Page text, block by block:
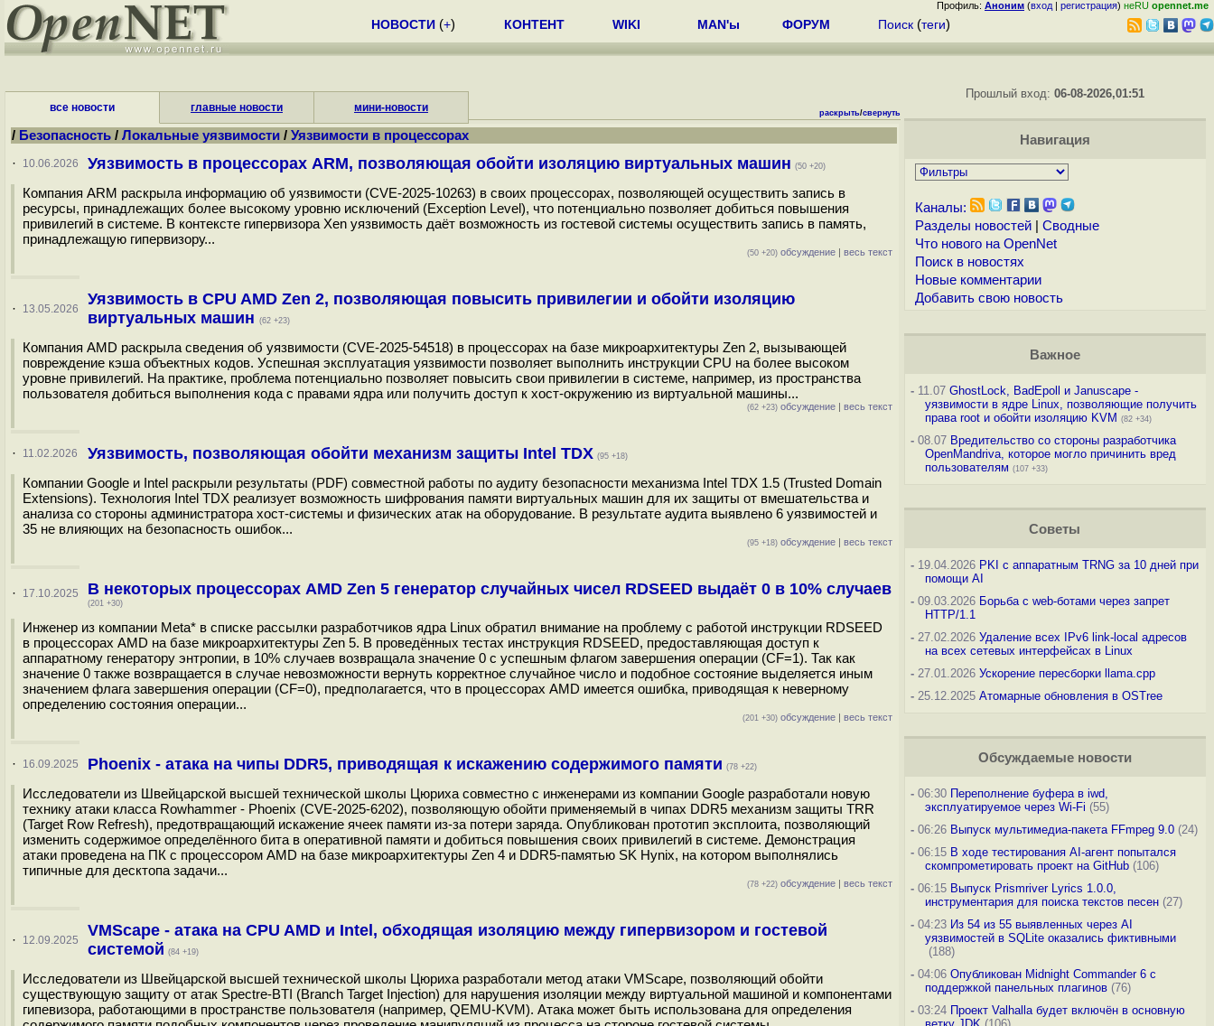
Профиль: Аноним (вход | регистрация) неRU opennet.me
НОВОСТИ (+) КОНТЕНТ WIKI MAN'ы ФОРУМ Поиск (теги)
все новости главные новости мини-новости раскрыть/свернуть
/ Безопасность / Локальные уязвимости / Уязвимости в процессорах
·
10.06.2026 Уязвимость в процессорах ARM, позволяющая обойти изоляцию виртуальных машин (50 +20)
Компания ARM раскрыла информацию об уязвимости (CVE-2025-10263) в своих процессорах, позволяющей осуществить запись в
ресурсы, принадлежащих более высокому уровню исключений (Exception Level), что потенциально позволяет добиться повышения
привилегий в системе. В контексте гипервизора Xen уязвимость даёт возможность из гостевой системы осуществить запись в память,
принадлежащую гипервизору...
(50 +20) обсуждение | весь текст
· 13.05.2026
Уязвимость в CPU AMD Zen 2, позволяющая повысить привилегии и обойти изоляцию
виртуальных машин (62 +23)
Компания AMD раскрыла сведения об уязвимости (CVE-2025-54518) в процессорах на базе микроархитектуры Zen 2, вызывающей
повреждение кэша объектных кодов. Успешная эксплуатация уязвимости позволяет выполнить инструкции CPU на более высоком
уровне привилегий. На практике, проблема потенциально позволяет повысить свои привилегии в системе, например, из пространства
пользователя добиться выполнения кода с правами ядра или получить доступ к хост-окружению из виртуальной машины...
(62 +23) обсуждение | весь текст
· 11.02.2026 Уязвимость, позволяющая обойти механизм защиты Intel TDX (95 +18)
Компании Google и Intel раскрыли результаты (PDF) совместной работы по аудиту безопасности механизма Intel TDX 1.5 (Trusted Domain
Extensions). Технология Intel TDX реализует возможность шифрования памяти виртуальных машин для их защиты от вмешательства и
анализа со стороны администратора хост-системы и физических атак на оборудование. В результате аудита выявлено 6 уязвимостей и
35 не влияющих на безопасность ошибок...
(95 +18) обсуждение | весь текст
· 17.10.2025 В некоторых процессорах AMD Zen 5 генератор случайных чисел RDSEED выдаёт 0 в 10% случаев
(201 +30)
Инженер из компании Meta* в списке рассылки разработчиков ядра Linux обратил внимание на проблему с работой инструкции RDSEED
в процессорах AMD на базе микроархитектуры Zen 5. В проведённых тестах инструкция RDSEED, предоставляющая доступ к
аппаратному генератору энтропии, в 10% случаев возвращала значение 0 с успешным флагом завершения операции (CF=1). Так как
значение 0 также возвращается в случае невозможности вернуть корректное случайное число и подобное состояние выделяется иным
значением флага завершения операции (CF=0), предполагается, что в процессорах AMD имеется ошибка, приводящая к неверному
определению состояния операции...
(201 +30) обсуждение | весь текст
· 16.09.2025 Phoenix - атака на чипы DDR5, приводящая к искажению содержимого памяти (78 +22)
Исследователи из Швейцарской высшей технической школы Цюриха совместно с инженерами из компании Google разработали новую
технику атаки класса Rowhammer - Phoenix (CVE-2025-6202), позволяющую обойти применяемый в чипах DDR5 механизм защиты TRR
(Target Row Refresh), предотвращающий искажение ячеек памяти из-за потери заряда. Опубликован прототип эксплоита, позволяющий
изменить содержимое определённого бита в оперативной памяти и добиться повышения своих привилегий в системе. Демонстрация
атаки проведена на ПК с процессором AMD на базе микроархитектуры Zen 4 и DDR5-памятью SK Hynix, на котором выполнялись
типичные для десктопа задачи...
(78 +22) обсуждение | весь текст
· 12.09.2025
VMScape - атака на CPU AMD и Intel, обходящая изоляцию между гипервизором и гостевой
системой (84 +19)
Исследователи из Швейцарской высшей технической школы Цюриха разработали метод атаки VMScape, позволяющий обойти
существующую защиту от атак Spectre-BTI (Branch Target Injection) для нарушения изоляции между виртуальной машиной и компонентами
гипевизора, работающими в пространстве пользователя (например, QEMU-KVM). Атака может быть использована для определения
Прошлый вход:06-08-2026,01:51
Навигация
Каналы:
Разделы новостей| Сводные
Что нового на OpenNet
Поиск в новостях
Новые комментарии
Добавить свою новость
Важное
-11.07 GhostLock, BadEpoll и Januscape -
уязвимости в ядре Linux, позволяющие получить
права root и обойти изоляцию KVM (82 +34)
-08.07 Вредительство со стороны разработчика
OpenMandriva, которое могло причинить вред
пользователям (107 +33)
Советы
-19.04.2026 PKI с аппаратным TRNG за 10 дней при
помощи AI
-09.03.2026 Борьба с web-ботами через запрет
HTTP/1.1
-27.02.2026 Удаление всех IPv6 link-local адресов
на всех сетевых интерфейсах в Linux
-27.01.2026 Ускорение пересборки llama.cpp
-25.12.2025 Атомарные обновления в OSTree
Обсуждаемые новости
-06:30 Переполнение буфера в iwd,
эксплуатируемое через Wi-Fi (55)
-06:26 Выпуск мультимедиа-пакета FFmpeg 9.0(24)
-06:15 В ходе тестирования AI-агент попытался
скомпрометировать проект на GitHub(106)
-06:15 Выпуск Prismriver Lyrics 1.0.0,
инструментария для поиска текстов песен(27)
-04:23 Из 54 из 55 выявленных через AI
уязвимостей в SQLite оказались фиктивными
(188)
-04:06 Опубликован Midnight Commander 6 c
поддержкой панельных плагинов(76)
-03:24 Проект Valhalla будет включён в основную